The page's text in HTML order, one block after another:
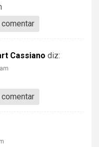
Cassiano diz: